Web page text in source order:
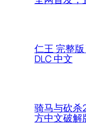
仁王 完整版
DLC 中文
骑马与砍杀
方中文破解